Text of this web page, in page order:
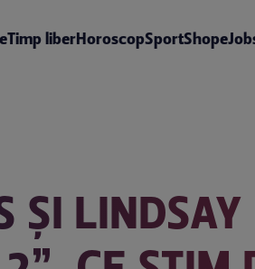
Timp liberHoroscopSportShop
ȘI